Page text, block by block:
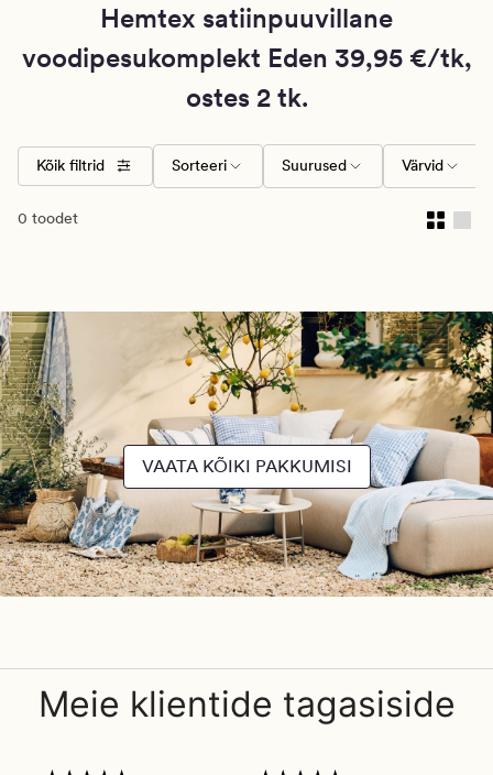
Hemtex satiinpuuvillane
voodipesukomplekt Eden 39,95 €/tk,
ostes 2 tk.
Kõik filtrid Sorteeri Suurused Värvid
0 toodet
VAATA KÕIKI PAKKUMISI
Meie klientide tagasiside